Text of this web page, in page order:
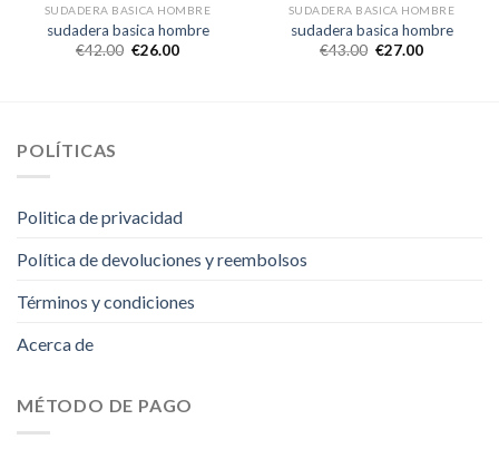
SUDADERA BASICA HOMBRE
sudadera basica hombre
€42.00 €26.00
SUDADERA BASICA HOMBRE
sudadera basica hombre
€43.00 €27.00
POLÍTICAS
Politica de privacidad
Política de devoluciones y reembolsos
Términos y condiciones
Acerca de
MÉTODO DE PAGO